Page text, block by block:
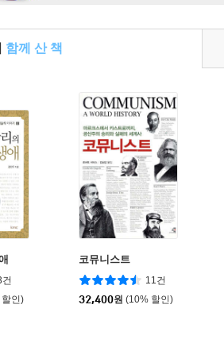
함께 산 책
건
인)
코뮤니스트
11건
32,400원 (10% 할인)